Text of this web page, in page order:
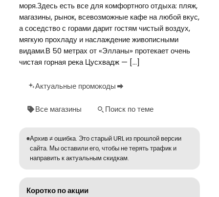
моря.Здесь есть все для комфортного отдыха: пляж,
магазины, рынок, всевозможные кафе на любой вкус,
а соседство с горами дарит гостям чистый воздух,
мягкую прохладу и наслаждение живописными
видами.В 50 метрах от «Элланы» протекает очень
чистая горная река Цусхвадж — […]
Актуальные промокоды
Все магазины Поиск по теме
Архив ≠ ошибка. Это старый URL из прошлой версии
сайта. Мы оставили его, чтобы не терять трафик и
направить к актуальным скидкам.
Коротко по акции